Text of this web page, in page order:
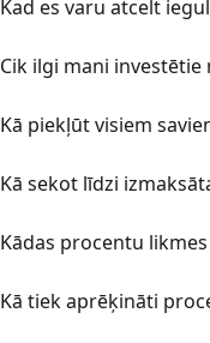
Kad es varu atcelt
Cik ilgi mani investētie
Kā piekļūt visiem
Kā sekot līdzi
Kādas procentu
Kā tiek aprēķināti